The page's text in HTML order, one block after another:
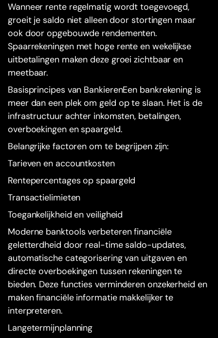
Wanneer rente regelmatig wordt toegevoegd,
groeit je saldo niet alleen door stortingen maar
ook door opgebouwde rendementen.
Spaarrekeningen met hoge rente en wekelijkse
uitbetalingen maken deze groei zichtbaar en
meetbaar.
Basisprincipes van BankierenEen bankrekening is
meer dan een plek om geld op te slaan. Het is de
infrastructuur achter inkomsten, betalingen,
overboekingen en spaargeld.
Belangrijke factoren om te begrijpen zijn:
Tarieven en accountkosten
Rentepercentages op spaargeld
Transactielimieten
Toegankelijkheid en veiligheid
Moderne banktools verbeteren financiële
geletterdheid door real-time saldo-updates,
automatische categorisering van uitgaven en
directe overboekingen tussen rekeningen te
bieden. Deze functies verminderen onzekerheid en
maken financiële informatie makkelijker te
interpreteren.
Langetermijnplanning